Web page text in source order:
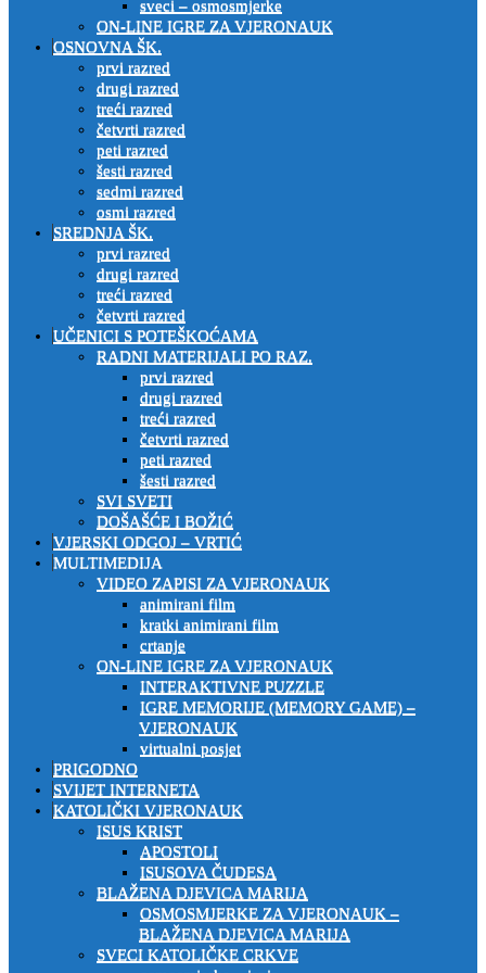
sveci – osmosmjerke
ON-LINE IGRE ZA VJERONAUK
OSNOVNA ŠK.
prvi razred
drugi razred
treći razred
četvrti razred
peti razred
šesti razred
sedmi razred
osmi razred
SREDNJA ŠK.
prvi razred
drugi razred
treći razred
četvrti razred
UČENICI S POTEŠKOĆAMA
RADNI MATERIJALI PO RAZ.
prvi razred
drugi razred
treći razred
četvrti razred
peti razred
šesti razred
SVI SVETI
DOŠAŠĆE I BOŽIĆ
VJERSKI ODGOJ – VRTIĆ
MULTIMEDIJA
VIDEO ZAPISI ZA VJERONAUK
animirani film
kratki animirani film
crtanje
ON-LINE IGRE ZA VJERONAUK
INTERAKTIVNE PUZZLE
IGRE MEMORIJE (MEMORY GAME) –
VJERONAUK
virtualni posjet
PRIGODNO
SVIJET INTERNETA
KATOLIČKI VJERONAUK
ISUS KRIST
APOSTOLI
ISUSOVA ČUDESA
BLAŽENA DJEVICA MARIJA
OSMOSMJERKE ZA VJERONAUK –
BLAŽENA DJEVICA MARIJA
SVECI KATOLIČKE CRKVE